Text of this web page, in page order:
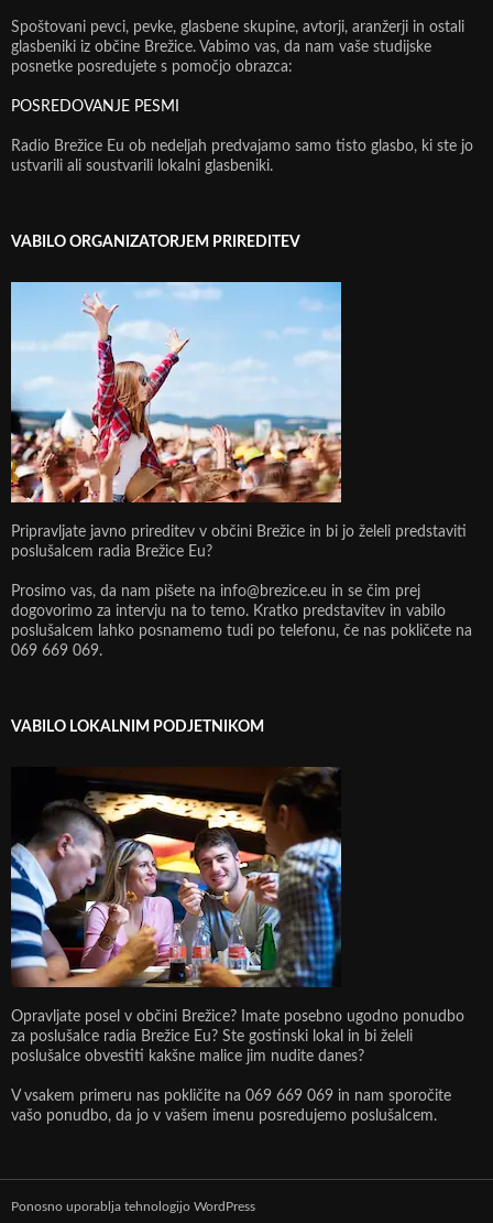
Spoštovani pevci, pevke, glasbene skupine, avtorji, aranžerji in ostali
glasbeniki iz občine Brežice. Vabimo vas, da nam vaše studijske
posnetke posredujete s pomočjo obrazca:
POSREDOVANJE PESMI
Radio Brežice Eu ob nedeljah predvajamo samo tisto glasbo, ki ste jo
ustvarili ali soustvarili lokalni glasbeniki.
VABILO ORGANIZATORJEM PRIREDITEV
Pripravljate javno prireditev v občini Brežice in bi jo želeli predstaviti
poslušalcem radia Brežice Eu?
Prosimo vas, da nam pišete na info@brezice.eu in se čim prej
dogovorimo za intervju na to temo. Kratko predstavitev in vabilo
poslušalcem lahko posnamemo tudi po telefonu, če nas pokličete na
069 669 069.
VABILO LOKALNIM PODJETNIKOM
Opravljate posel v občini Brežice? Imate posebno ugodno ponudbo
za poslušalce radia Brežice Eu? Ste gostinski lokal in bi želeli
poslušalce obvestiti kakšne malice jim nudite danes?
V vsakem primeru nas pokličite na 069 669 069 in nam sporočite
vašo ponudbo, da jo v vašem imenu posredujemo poslušalcem.
Ponosno uporablja tehnologijo WordPress